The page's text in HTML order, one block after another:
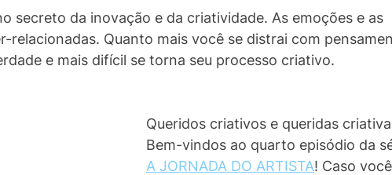
secreto da inovação e da criatividade. As emoções e as
relacionadas. Quanto mais você se distrai com
e mais difícil se torna seu processo criativo.
Queridos criativos e queridas
Bem-vindos ao quarto episódio da
A JORNADA DO ARTISTA! Caso você